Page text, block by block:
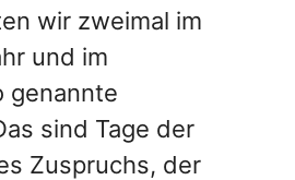
wir zweimal im
und im
genannte
sind Tage der
Zuspruchs, der